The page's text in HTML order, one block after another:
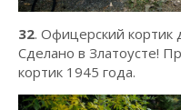
32. Офицерский кортик
Сделано в Златоусте!
кортик 1945 года.